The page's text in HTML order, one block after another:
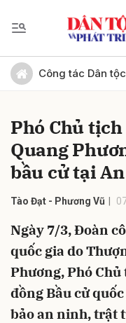
Công tác Dân tộc
Phó Chủ
Quang
bầu cử tại
Tào Đạt - Phương Vũ
Ngày 7/3, Đoàn
quốc gia do
Phương, Phó
đồng Bầu cử
bảo an ninh, trật
Gửi bình luận